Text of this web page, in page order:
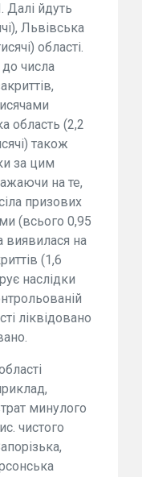
Далі йдуть
Львівська
області.
числа
область (2,2
також
за цим
на те,
призових
(всього 0,95
виявилася на
(1,6
наслідки
ліквідовано
минулого
чистого